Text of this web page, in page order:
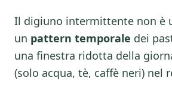
Il digiuno intermittente non è
un pattern temporale dei
una finestra ridotta della
(solo acqua, tè, caffè neri) nel